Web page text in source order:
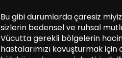
Bu gibi durumlarda çaresiz
sizlerin bedensel ve ruhsal
Vücutta gerekli bölgelerin
hastalarımızı kavuşturmak